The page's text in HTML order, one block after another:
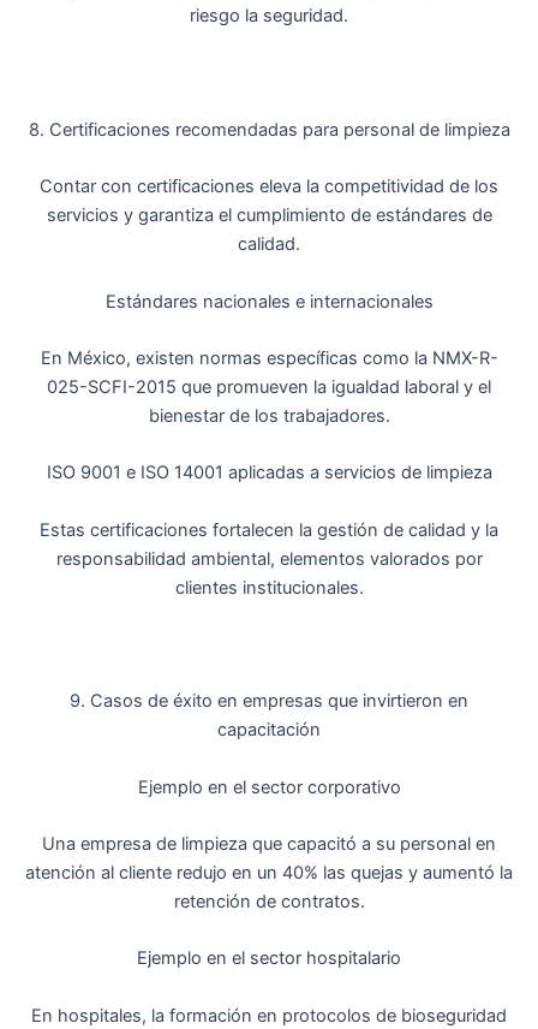
riesgo la seguridad.
8. Certificaciones recomendadas para personal de limpieza
Contar con certificaciones eleva la competitividad de los
servicios y garantiza el cumplimiento de estándares de
calidad.
Estándares nacionales e internacionales
En México, existen normas específicas como la NMX-R-
025-SCFI-2015 que promueven la igualdad laboral y el
bienestar de los trabajadores.
ISO 9001 e ISO 14001 aplicadas a servicios de limpieza
Estas certificaciones fortalecen la gestión de calidad y la
responsabilidad ambiental, elementos valorados por
clientes institucionales.
9. Casos de éxito en empresas que invirtieron en
capacitación
Ejemplo en el sector corporativo
Una empresa de limpieza que capacitó a su personal en
atención al cliente redujo en un 40% las quejas y aumentó la
retención de contratos.
Ejemplo en el sector hospitalario
En hospitales, la formación en protocolos de bioseguridad